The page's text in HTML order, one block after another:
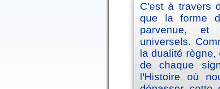
C'est à travers
que la forme
parvenue, et
universels.
la dualité
de chaque
l'Histoire où